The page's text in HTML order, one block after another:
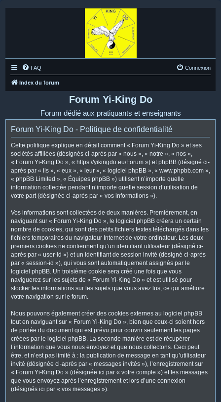
FAQ Connexion
Index du forum
Forum Yi-King Do
Forum dédié aux pratiquants et enseignants
Forum Yi-King Do - Politique de confidentialité
Cette politique explique en détail comment « Forum Yi-King Do » et ses
sociétés affiliées (désignés ci-après par « nous », « notre », « nos »,
« Forum Yi-King Do », « https://yikingdo.eu/Forum ») et phpBB (désigné ci-
après par « ils », « eux », « leur », « logiciel phpBB », « www.phpbb.com »,
« phpBB Limited », « Équipes phpBB ») utilisent n’importe quelle
information collectée pendant n’importe quelle session d’utilisation de
votre part (désignée ci-après par « vos informations »).
Vos informations sont collectées de deux manières. Premièrement, en
naviguant sur « Forum Yi-King Do », le logiciel phpBB créera un certain
nombre de cookies, qui sont des petits fichiers textes téléchargés dans les
fichiers temporaires du navigateur Internet de votre ordinateur. Les deux
premiers cookies ne contiennent qu’un identifiant utilisateur (désigné ci-
après par « user-id ») et un identifiant de session invité (désigné ci-après
par « session-id »), qui vous sont automatiquement assignés par le
logiciel phpBB. Un troisième cookie sera créé une fois que vous
naviguerez sur les sujets de « Forum Yi-King Do » et est utilisé pour
stocker les informations sur les sujets que vous avez lus, ce qui améliore
votre navigation sur le forum.
Nous pouvons également créer des cookies externes au logiciel phpBB
tout en naviguant sur « Forum Yi-King Do », bien que ceux-ci soient hors
de portée du document qui est prévu pour couvrir seulement les pages
créées par le logiciel phpBB. La seconde manière est de récupérer
l’information que vous nous envoyez et que nous collectons. Ceci peut
être, et n’est pas limité à : la publication de message en tant qu’utilisateur
invité (désignée ci-après par « messages invités »), l’enregistrement sur
« Forum Yi-King Do » (désignée ici par « votre compte ») et les messages
que vous envoyez après l’enregistrement et lors d’une connexion
(désignés ici par « vos messages »).